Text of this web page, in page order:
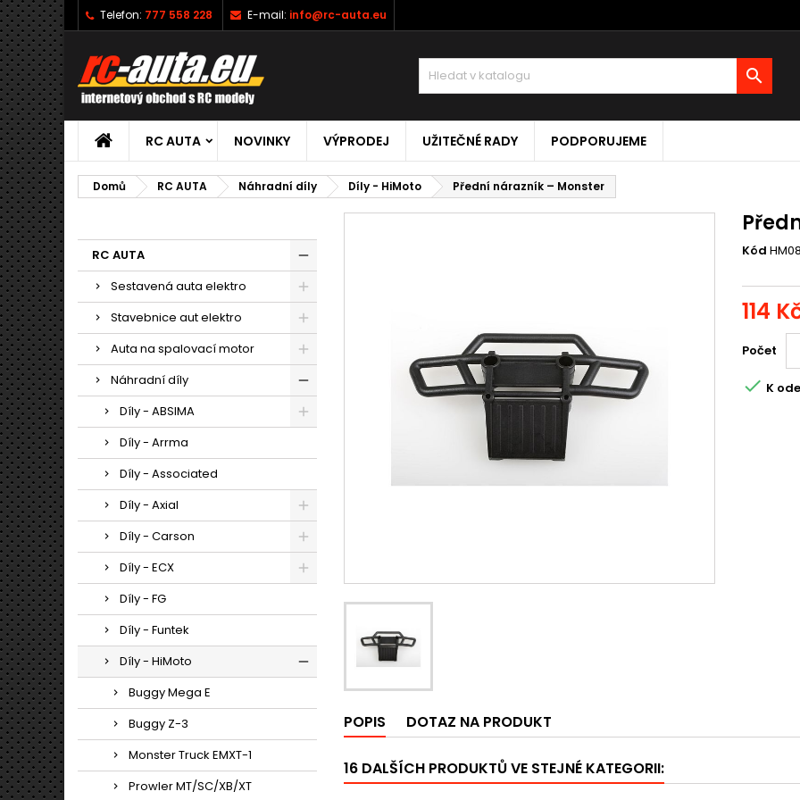
Telefon: 777 558 228 E-mail: info@rc-auta.eu

RC AUTA NOVINKY VÝPRODEJ UŽITEČNÉ RADY PODPORUJEME
Domů RC AUTA Náhradní díly Díly - HiMoto Přední nárazník – Monster
RC AUTA
Sestavená auta elektro
Stavebnice aut elektro
Auta na spalovací motor
Náhradní díly
Díly - ABSIMA
Díly - Arrma
Díly - Associated
Díly - Axial
Díly - Carson
Díly - ECX
Díly - FG
Díly - Funtek
Díly - HiMoto
Buggy Mega E
Buggy Z-3
Monster Truck EMXT-1
Prowler MT/SC/XB/XT
Kód
114
Počet
 K
POPIS DOTAZ NA PRODUKT
16 DALŠÍCH PRODUKTŮ VE STEJNÉ KATEGORII: